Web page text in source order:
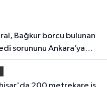
sorununu Ankara’ya